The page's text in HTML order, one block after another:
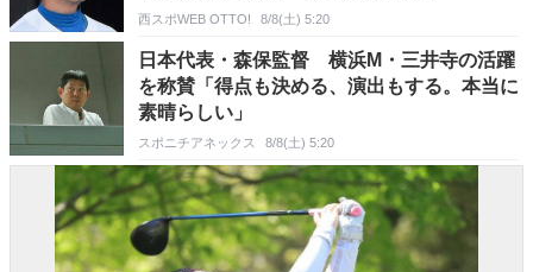
西スポWEB OTTO! 8/8(土) 5:20
日本代表・森保監督 横浜M・三井寺の活躍
を称賛「得点も決める、演出もする。本当に
素晴らしい」
スポニチアネックス 8/8(土) 5:20